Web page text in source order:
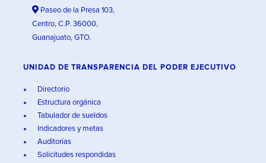
Paseo de la Presa 103,
Centro, C.P. 36000,
Guanajuato, GTO.
UNIDAD DE TRANSPARENCIA DEL PODER EJECUTIVO
Directorio
Estructura orgánica
Tabulador de sueldos
Indicadores y metas
Auditorías
Solicitudes respondidas